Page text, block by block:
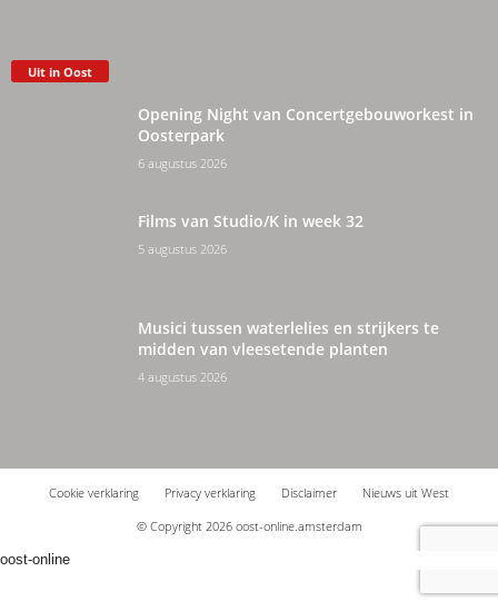
Uit in Oost
Opening Night van Concertgebouworkest in
Oosterpark
6 augustus 2026
Films van Studio/K in week 32
5 augustus 2026
Musici tussen waterlelies en strijkers te
midden van vleesetende planten
4 augustus 2026
Cookie verklaring Privacy verklaring Disclaimer
Nieuws uit West
© Copyright 2026 oost-online.amsterdam
oost-online